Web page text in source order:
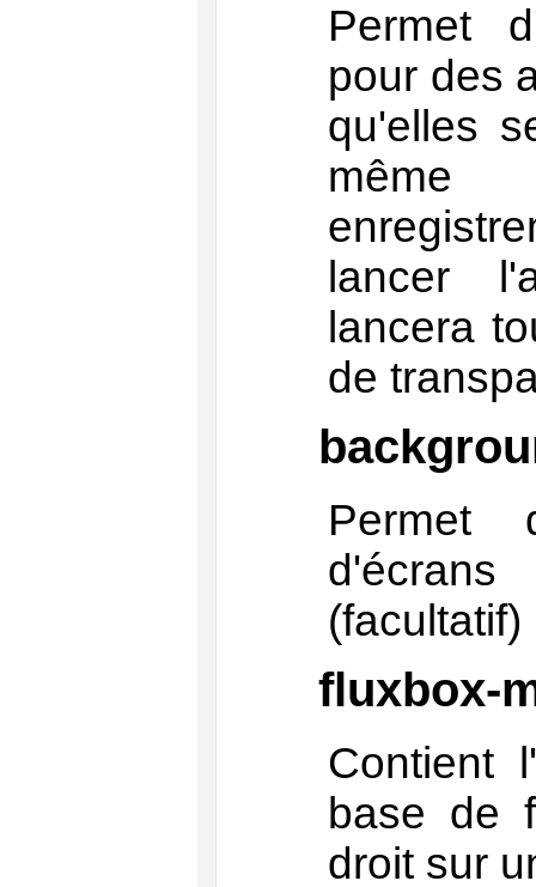
Permet
pour des
qu'elles
même
lancer
lancera
de
Permet
(facultatif)
fluxbox-
Contient
base de
droit sur